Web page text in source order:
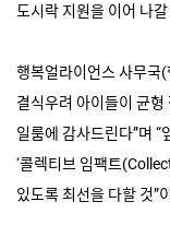
도시락 지원을 이어 나
행복얼라이언스 사무국(
결식우려 아이들이 균
일룸에 감사드린다”며
‘콜렉티브 임팩트
있도록 최선을 다할 것”